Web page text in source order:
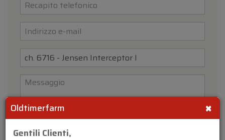
×
Oldtimerfarm
Gentili Clienti,